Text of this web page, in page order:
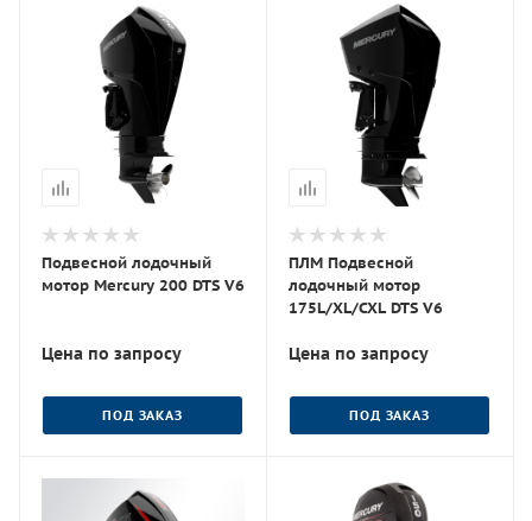
Подвесной лодочный
мотор Mercury 200 DTS V6
Цена по запросу
ПОД ЗАКАЗ
ПЛМ Подвесной
лодочный мотор
175L/XL/CXL DTS V6
Цена по запросу
ПОД ЗАКАЗ